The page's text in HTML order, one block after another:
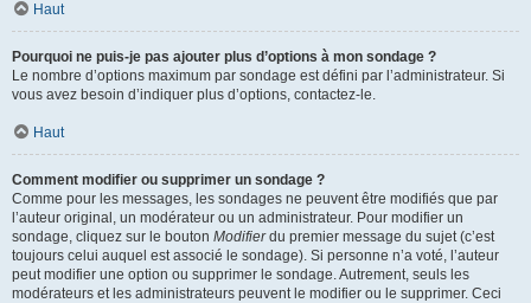
Haut
Pourquoi ne puis-je pas ajouter plus d’options à mon sondage ?
Le nombre d’options maximum par sondage est défini par l’administrateur. Si
vous avez besoin d’indiquer plus d’options, contactez-le.
Haut
Comment modifier ou supprimer un sondage ?
Comme pour les messages, les sondages ne peuvent être modifiés que par
l’auteur original, un modérateur ou un administrateur. Pour modifier un
sondage, cliquez sur le bouton Modifierdu premier message du sujet (c’est
toujours celui auquel est associé le sondage). Si personne n’a voté, l’auteur
peut modifier une option ou supprimer le sondage. Autrement, seuls les
modérateurs et les administrateurs peuvent le modifier ou le supprimer. Ceci